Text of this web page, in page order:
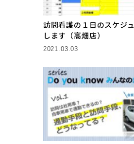
訪問看護の１日のスケジ
します（高畑店）
2021.03.03